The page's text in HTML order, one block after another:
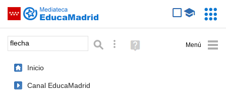
Saltar navegación
Palabra o frase: Búsqueda avanzada
Ayuda
(en
Inicio
Canal EducaMadrid